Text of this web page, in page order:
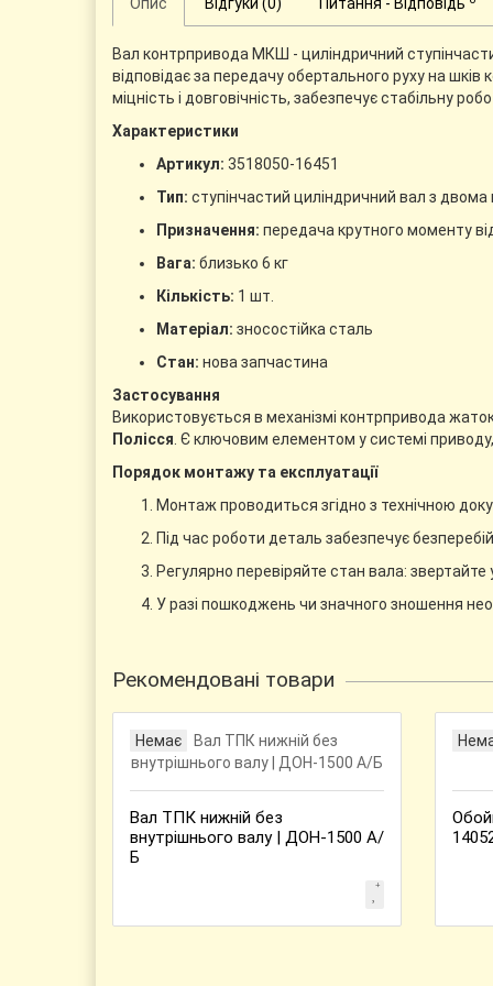
Вал контрпривода МКШ - циліндричний
відповідає за передачу обертального руху на
міцність і довговічність, забезпечує стабільну
Характеристики
Артикул: 3518050-16451
Тип: ступінчастий циліндричний вал з
Призначення: передача крутного моменту
Вага: близько 6 кг
Кількість: 1 шт.
Матеріал: зносостійка сталь
Стан: нова запчастина
Застосування
Використовується в механізмі контрпривода
Полісся . Є ключовим елементом у системі
Порядок монтажу та експлуатації
Монтаж проводиться згідно з технічною
Під час роботи деталь забезпечує
Регулярно перевіряйте стан вала:
У разі пошкоджень чи значного зношення
Рекомендовані товари
Немає
Вал ТПК нижній без
внутрішнього валу | ДОН-1500 А/
Б